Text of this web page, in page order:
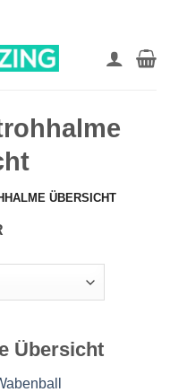
ÜBERSICHT
Übersicht